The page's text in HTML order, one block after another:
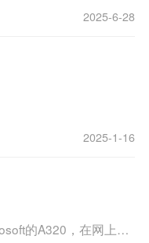
2025-6-28
2025-1-16
我安装的是适用于FSX平台的Aaerosoft的A320，在网上下载了2412版的通用导航数据库后，打开，发现里面有名为：as_airbus_a318192021_2412的导航数据执行文件，点击安装后，进入FSX，A320，发现，无法显示导航数据的版本，进入航路设置后，也显示数据库中无机场...